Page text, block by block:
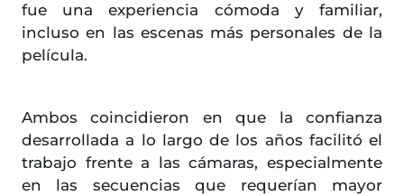
fue una experiencia cómoda y familiar,
incluso en las escenas más personales de la
película.
Ambos coincidieron en que la confianza
desarrollada a lo largo de los años facilitó el
trabajo frente a las cámaras, especialmente
en las secuencias que requerían mayor